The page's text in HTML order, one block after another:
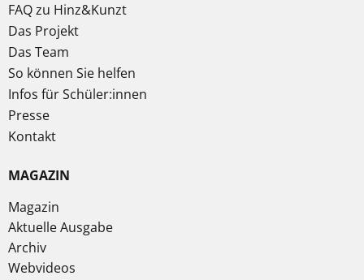
FAQ zu Hinz&Kunzt
Das Projekt
Das Team
So können Sie helfen
Infos für Schüler:innen
Presse
Kontakt
MAGAZIN
Magazin
Aktuelle Ausgabe
Archiv
Webvideos